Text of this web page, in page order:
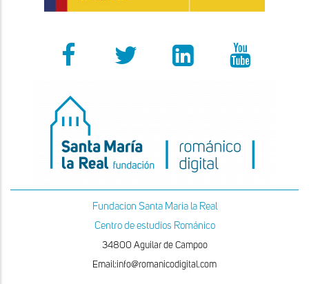
Fundacion Santa Maria la Real
Centro de estudios Románico
34800 Aguilar de Campoo
Email:info@romanicodigital.com